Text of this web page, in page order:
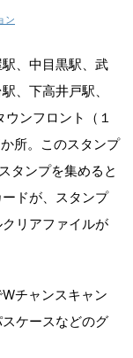
ン
、中目黒駅、武
、下高井戸駅、
ンフロント（１
所。このスタンプ
タンプを集めると
ドが、スタンプ
リアファイルが
チャンスキャン
ケースなどのグ